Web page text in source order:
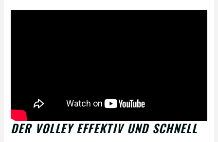
DER VOLLEY EFFEKTIV UND SCHNELL